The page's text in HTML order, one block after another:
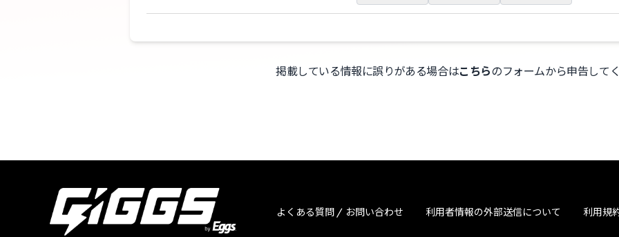
掲載している情報に誤りがある場合はこちらのフォームから申告して
よくある質問 / お問い合わせ 利用者情報の外部送信について 利用規